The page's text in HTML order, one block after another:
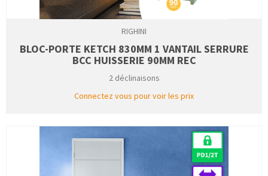
RIGHINI
BLOC-PORTE KETCH 830MM 1 VANTAIL SERRURE
BCC HUISSERIE 90MM REC
2 déclinaisons
Connectez vous pour voir les prix